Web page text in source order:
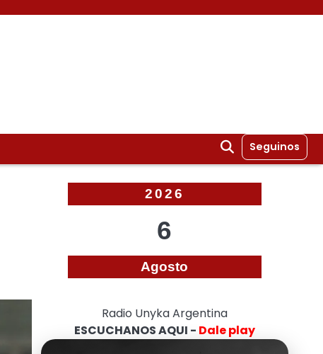
Seguinos
2026
6
Agosto
Radio Unyka Argentina
ESCUCHANOS AQUI - Dale play